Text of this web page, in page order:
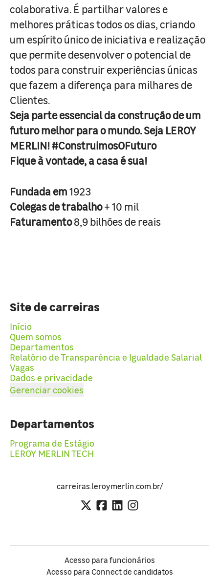
colaborativa. É partilhar valores e
melhores práticas todos os dias, criando
um espírito único de iniciativa e realização
que permite desenvolver o potencial de
todos para construir experiências únicas
que fazem a diferença para milhares de
Clientes.
Seja parte essencial da construção de um
futuro melhor para o mundo. Seja LEROY
MERLIN! #ConstruimosOFuturo
Fique à vontade, a casa é sua!
Fundada em1923
Colegas de trabalho+ 10 mil
Faturamento8,9 bilhões de reais
Site de carreiras
Início
Quem somos
Departamentos
Relatório de Transparência e Igualdade Salarial
Vagas
Dados e privacidade
Gerenciar cookies
Departamentos
Programa de Estágio
LEROY MERLIN TECH
carreiras.leroymerlin.com.br/
Acesso para funcionários
Acesso para Connect de candidatos